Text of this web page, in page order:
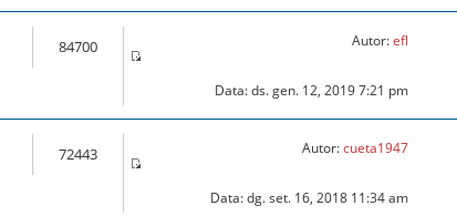
84700 Autor:efl
Data: ds. gen. 12, 2019 7:21 pm
72443 Autor:cueta1947
Data: dg. set. 16, 2018 11:34 am